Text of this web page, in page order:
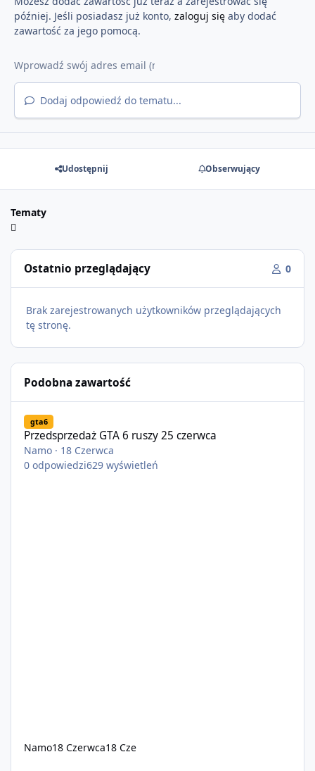
później. Jeśli posiadasz już konto, zaloguj sięaby dodać
zawartość za jego pomocą.
Dodaj odpowiedź do tematu...
Udostępnij Obserwujący
Tematy
Ostatnio przeglądający 0
Brak zarejestrowanych użytkowników przeglądających
tę stronę.
Podobna zawartość
gta6
Przedsprzedaż GTA 6 ruszy 25 czerwca
Namo · 18 Czerwca
0 odpowiedzi629 wyświetleń
Namo18 Czerwca18 Cze